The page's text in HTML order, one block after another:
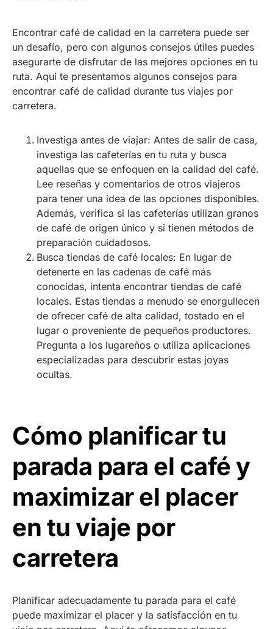
Encontrar café de calidad en la carretera puede ser
un desafío, pero con algunos consejos útiles puedes
asegurarte de disfrutar de las mejores opciones en tu
ruta. Aquí te presentamos algunos consejos para
encontrar café de calidad durante tus viajes por
carretera.
Investiga antes de viajar: Antes de salir de casa,
investiga las cafeterías en tu ruta y busca
aquellas que se enfoquen en la calidad del café.
Lee reseñas y comentarios de otros viajeros
para tener una idea de las opciones disponibles.
Además, verifica si las cafeterías utilizan granos
de café de origen único y si tienen métodos de
preparación cuidadosos.
Busca tiendas de café locales: En lugar de
detenerte en las cadenas de café más
conocidas, intenta encontrar tiendas de café
locales. Estas tiendas a menudo se enorgullecen
de ofrecer café de alta calidad, tostado en el
lugar o proveniente de pequeños productores.
Pregunta a los lugareños o utiliza aplicaciones
especializadas para descubrir estas joyas
ocultas.
Cómo planificar tu
parada para el café y
maximizar el placer
en tu viaje por
carretera
Planificar adecuadamente tu parada para el café
puede maximizar el placer y la satisfacción en tu